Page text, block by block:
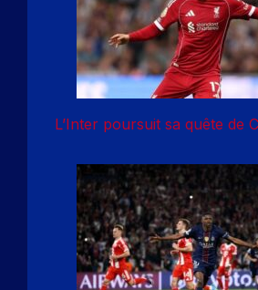
L’Inter poursuit sa quête de